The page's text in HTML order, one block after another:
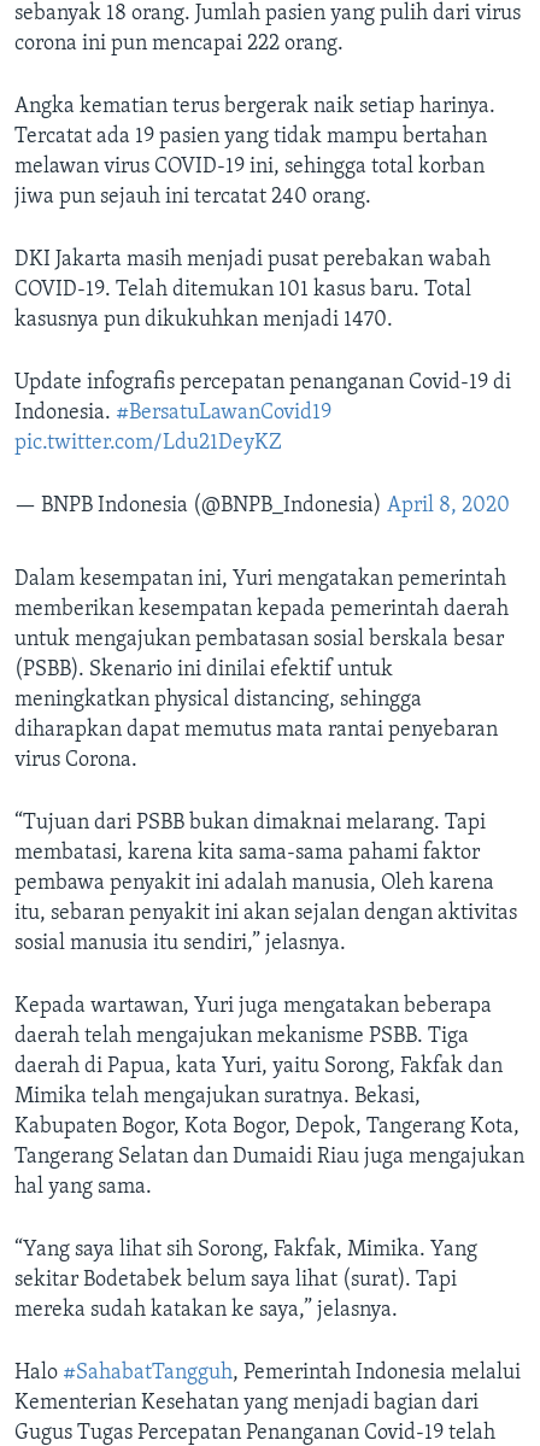
sebanyak 18 orang. Jumlah pasien yang pulih dari virus
corona ini pun mencapai 222 orang.
Angka kematian terus bergerak naik setiap harinya.
Tercatat ada 19 pasien yang tidak mampu bertahan
melawan virus COVID-19 ini, sehingga total korban
jiwa pun sejauh ini tercatat 240 orang.
DKI Jakarta masih menjadi pusat perebakan wabah
COVID-19. Telah ditemukan 101 kasus baru. Total
kasusnya pun dikukuhkan menjadi 1470.
Update infografis percepatan penanganan Covid-19 di
Indonesia. #BersatuLawanCovid19
pic.twitter.com/Ldu21DeyKZ
— BNPB Indonesia (@BNPB_Indonesia) April 8, 2020
Dalam kesempatan ini, Yuri mengatakan pemerintah
memberikan kesempatan kepada pemerintah daerah
untuk mengajukan pembatasan sosial berskala besar
(PSBB). Skenario ini dinilai efektif untuk
meningkatkan physical distancing, sehingga
diharapkan dapat memutus mata rantai penyebaran
virus Corona.
“Tujuan dari PSBB bukan dimaknai melarang. Tapi
membatasi, karena kita sama-sama pahami faktor
pembawa penyakit ini adalah manusia, Oleh karena
itu, sebaran penyakit ini akan sejalan dengan aktivitas
sosial manusia itu sendiri,” jelasnya.
Kepada wartawan, Yuri juga mengatakan beberapa
daerah telah mengajukan mekanisme PSBB. Tiga
daerah di Papua, kata Yuri, yaitu Sorong, Fakfak dan
Mimika telah mengajukan suratnya. Bekasi,
Kabupaten Bogor, Kota Bogor, Depok, Tangerang Kota,
Tangerang Selatan dan Dumaidi Riau juga mengajukan
hal yang sama.
“Yang saya lihat sih Sorong, Fakfak, Mimika. Yang
sekitar Bodetabek belum saya lihat (surat). Tapi
mereka sudah katakan ke saya,” jelasnya.
Halo #SahabatTangguh, Pemerintah Indonesia melalui
Kementerian Kesehatan yang menjadi bagian dari
Gugus Tugas Percepatan Penanganan Covid-19 telah